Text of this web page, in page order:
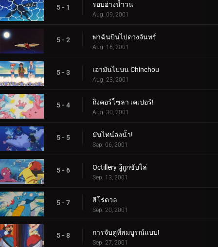
5 - 1 รอบอ่างน้ำวน
Aug. 09, 2001
5 - 2 พาฉันบินไปดวงจันทร์
Aug. 16, 2001
5 - 3 เอามันไปบน Chinchou
Aug. 23, 2001
5 - 4 ถึงคอร์โซลา เคเปอร์!
Aug. 30, 2001
5 - 5 มันไทน์ลงน้ำ!
Sep. 06, 2001
5 - 6 Octillery ผู้ถูกขับไล่
Sep. 13, 2001
5 - 7 ฮีโร่ดวล
Sep. 20, 2001
5 - 8 การจับคู่ที่สมบูรณ์แบบ!
Sep. 27, 2001